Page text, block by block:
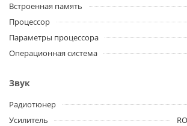
Встроенная память
Процессор
Параметры процессора
Операционная система
Звук
Радиотюнер
Усилитель